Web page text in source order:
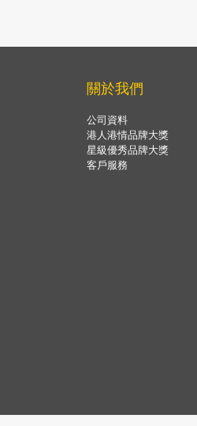
關於我們
公司資料
港人港情品牌大獎
星級優秀品牌大獎
客戶服務